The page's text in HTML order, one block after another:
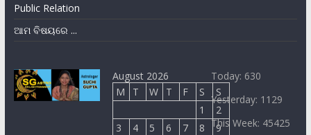
Public Relation
ଆମ ବିଷୟରେ ...
August 2026
M
T W T F S
S
1
2
3
4 5 6 7 8
9
Today: 630
Yesterday: 1129
This Week: 45425